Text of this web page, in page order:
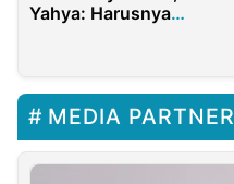
Yahya: Harusnya
MEDIA PARTNER